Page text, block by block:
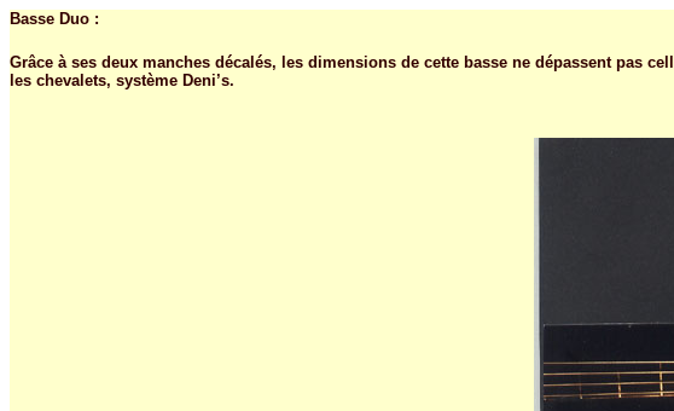
Basse Duo :
Grâce à ses deux manches décalés, les dimensions de cette basse ne dépassent pas
les chevalets, système Deni’s.